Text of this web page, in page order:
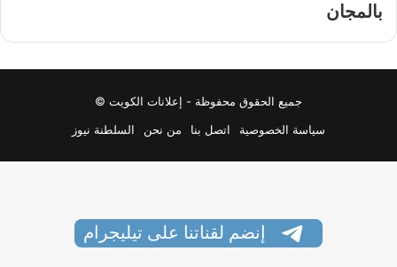
بالمجان
جميع الحقوق محفوظة - إعلانات الكويت ©
سياسة الخصوصية
اتصل بنا من نحن السلطنة نيوز
إنضم لقناتنا على تيليجرام